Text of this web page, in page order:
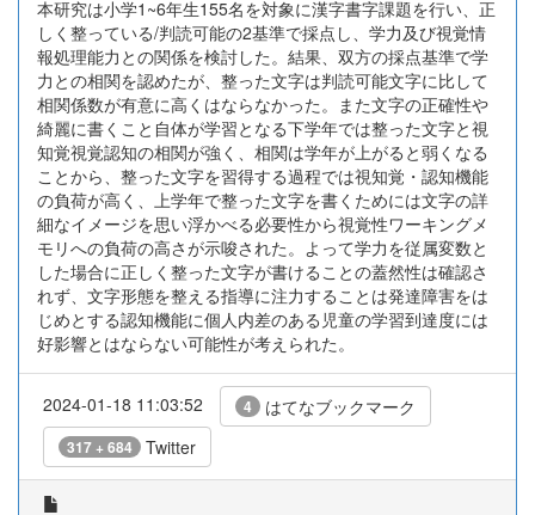
本研究は小学1~6年生155名を対象に漢字書字課題を行い、正
しく整っている/判読可能の2基準で採点し、学力及び視覚情
報処理能力との関係を検討した。結果、双方の採点基準で学
力との相関を認めたが、整った文字は判読可能文字に比して
相関係数が有意に高くはならなかった。また文字の正確性や
綺麗に書くこと自体が学習となる下学年では整った文字と視
知覚視覚認知の相関が強く、相関は学年が上がると弱くなる
ことから、整った文字を習得する過程では視知覚・認知機能
の負荷が高く、上学年で整った文字を書くためには文字の詳
細なイメージを思い浮かべる必要性から視覚性ワーキングメ
モリへの負荷の高さが示唆された。よって学力を従属変数と
した場合に正しく整った文字が書けることの蓋然性は確認さ
れず、文字形態を整える指導に注力することは発達障害をは
じめとする認知機能に個人内差のある児童の学習到達度には
好影響とはならない可能性が考えられた。
2024-01-18 11:03:52 4 はてなブックマーク
317 + 684 Twitter